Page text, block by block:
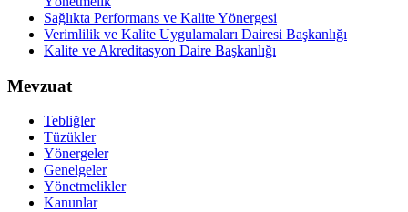
Sağlıkta Performans ve Kalite Yönergesi
Verimlilik ve Kalite Uygulamaları Dairesi Başkanlığı
Kalite ve Akreditasyon Daire Başkanlığı
Mevzuat
Tebliğler
Tüzükler
Yönergeler
Genelgeler
Yönetmelikler
Kanunlar